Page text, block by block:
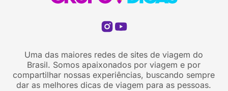
Uma das maiores redes de sites de viagem do
Brasil. Somos apaixonados por viagem e por
compartilhar nossas experiências, buscando sempre
dar as melhores dicas de viagem para as pessoas.